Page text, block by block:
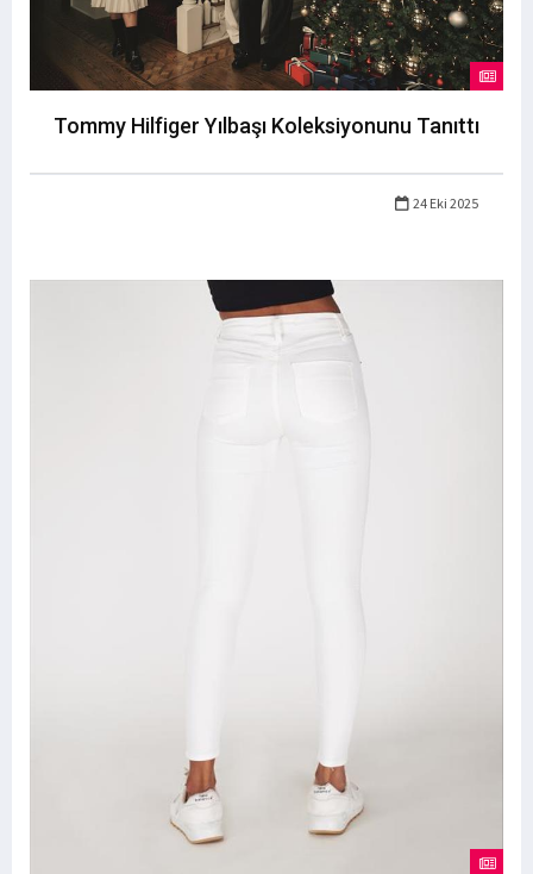
Tommy Hilfiger Yılbaşı Koleksiyonunu Tanıttı
24 Eki 2025